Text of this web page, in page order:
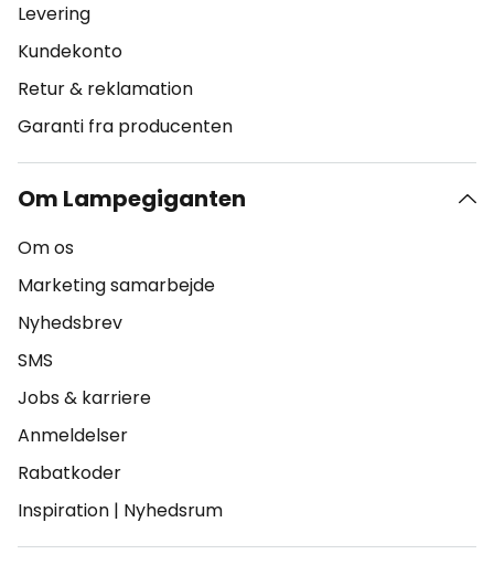
Levering
Kundekonto
Retur & reklamation
Garanti fra producenten
Om Lampegiganten
Om os
Marketing samarbejde
Nyhedsbrev
SMS
Jobs & karriere
Anmeldelser
Rabatkoder
Inspiration | Nyhedsrum